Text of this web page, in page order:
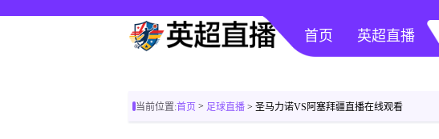
首页 英超直播
当前位置:首页 > 足球直播 > 圣马力诺VS阿塞拜疆直播在线观看